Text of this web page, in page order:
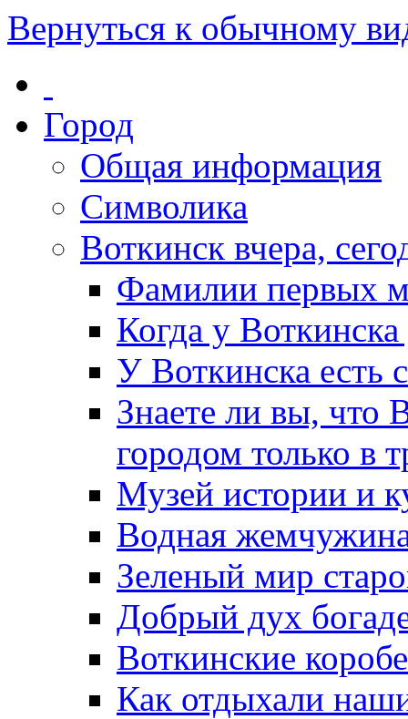
Вернуться к обычному
Город
Общая информация
Символика
Воткинск вчера,
Фамилии первых
Когда у
У Воткинска есть
Знаете ли вы, что
городом только в
Музей истории и
Водная
Зеленый мир
Добрый дух
Воткинские
Как отдыхали